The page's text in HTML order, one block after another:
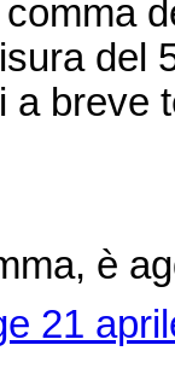
del
a breve
è
21